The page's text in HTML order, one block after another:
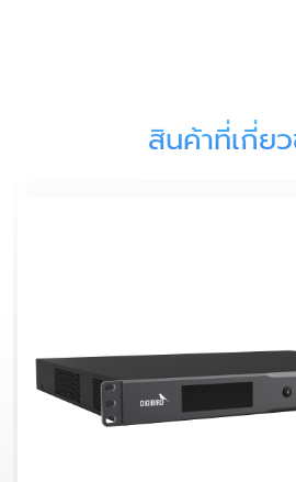
สินค้าที่เกี่ย